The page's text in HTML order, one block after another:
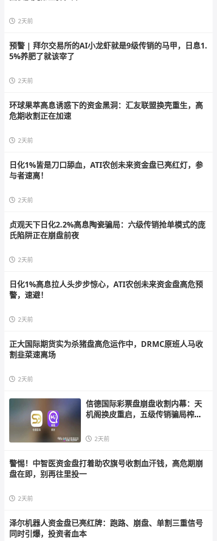
2天前
预警 | 拜尔交易所的AI小龙虾就是9级传销的马甲，日息1.
5%养肥了就该宰了
2天前
环球果萃高息诱惑下的资金黑洞：汇友联盟换壳重生，高
危期收割正在加速
2天前
日化1%皆是刀口舔血，ATI农创未来资金盘已亮红灯，参
与者速离！
2天前
贞观天下日化2.2%高息陶瓷骗局：六级传销抢单模式的庞
氏陷阱正在崩盘前夜
2天前
日化1%高息拉人头步步惊心，ATI农创未来资金盘高危预
警，速避！
2天前
正大国际期货实为杀猪盘高危运作中，DRMC原班人马收
割韭菜速离场
2天前
信德国际彩票盘崩盘收割内幕：天
机阁换皮重启，五级传销骗局榨干
2天前
警惕！中智医资金盘打着助农旗号收割血汗钱，高危期崩
盘在即，别再往里投一
2天前
泽尔机器人资金盘已亮红牌：跑路、崩盘、单割三重信号
同时引爆，投资者血本